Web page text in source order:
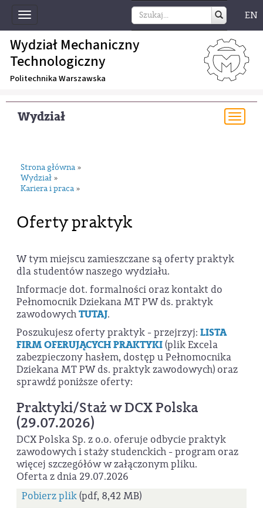
Toggle
navigation
EN
Wydział Mechaniczny
Technologiczny
Politechnika Warszawska
Wydział
Strona główna »
Wydział »
Kariera i praca »
Oferty praktyk
W tym miejscu zamieszczane są oferty praktyk
dla studentów naszego wydziału.
Informacje dot. formalności oraz kontakt do
Pełnomocnik Dziekana MT PW ds. praktyk
zawodowychTUTAJ.
Poszukujesz oferty praktyk - przejrzyj: LISTA
FIRM OFERUJĄCYCH PRAKTYKI(plik Excela
zabezpieczony hasłem, dostęp u Pełnomocnika
Dziekana MT PW ds. praktyk zawodowych) oraz
sprawdź poniższe oferty:
Praktyki/Staż w DCX Polska
(29.07.2026)
DCX Polska Sp. z o.o. oferuje odbycie praktyk
zawodowych i staży studenckich - program oraz
więcej szczegółów w załączonym pliku.
Oferta z dnia 29.07.2026
Pobierz plik(pdf, 8,42 MB)